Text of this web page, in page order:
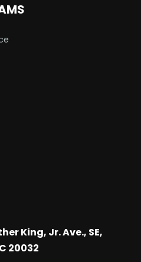
King, Jr. Ave., SE,
20032